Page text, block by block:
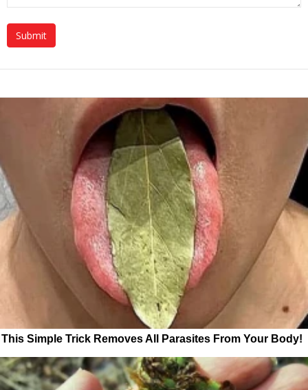
This Simple Trick Removes All Parasites From Your Body!